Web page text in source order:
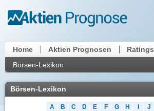
Home Aktien Prognosen Ratings
Börsen-Lexikon
Börsen-Lexikon
A B C D E F G H J